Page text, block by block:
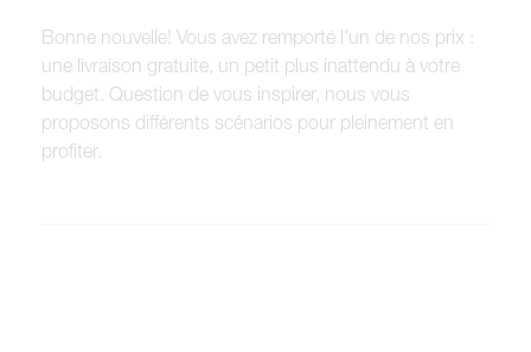
Bonne nouvelle! Vous avez remporté l’un de nos prix :
une livraison gratuite, un petit plus inattendu à votre
budget. Question de vous inspirer, nous vous
proposons différents scénarios pour pleinement en
profiter.